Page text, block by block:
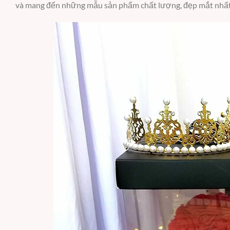
và mang đến những mẫu sản phẩm chất lượng, đẹp mắt